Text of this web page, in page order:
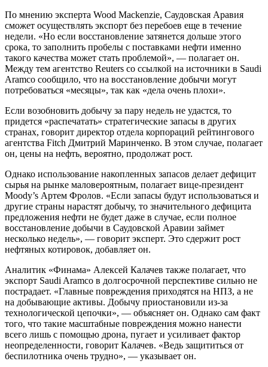
По мнению эксперта Wood Mackenzie, Саудовская Аравия
сможет осуществлять экспорт без перебоев еще в течение
недели. «Но если восстановление затянется дольше этого
срока, то заполнить пробелы с поставками нефти именно
такого качества может стать проблемой», — полагает он.
Между тем агентство Reuters со ссылкой на источники в Saudi
Aramco сообщило, что на восстановление добычи могут
потребоваться «месяцы», так как «дела очень плохи».
Если возобновить добычу за пару недель не удастся, то
придется «распечатать» стратегические запасы в других
странах, говорит директор отдела корпораций рейтингового
агентства Fitch Дмитрий Маринченко. В этом случае, полагает
он, цены на нефть, вероятно, продолжат рост.
Однако использование накопленных запасов делает дефицит
сырья на рынке маловероятным, полагает вице-президент
Moody’s Артем Фролов. «Если запасы будут использоваться и
другие страны нарастят добычу, то значительного дефицита
предложения нефти не будет даже в случае, если полное
восстановление добычи в Саудовской Аравии займет
несколько недель», — говорит эксперт. Это сдержит рост
нефтяных котировок, добавляет он.
Аналитик «Финама» Алексей Калачев также полагает, что
экспорт Saudi Aramco в долгосрочной перспективе сильно не
пострадает. «Главные повреждения приходятся на НПЗ, а не
на добывающие активы. Добычу приостановили из-за
технологической цепочки», — объясняет он. Однако сам факт
того, что такие масштабные повреждения можно нанести
всего лишь с помощью дрона, пугает и усиливает фактор
неопределенности, говорит Калачев. «Ведь защититься от
беспилотника очень трудно», — указывает он.